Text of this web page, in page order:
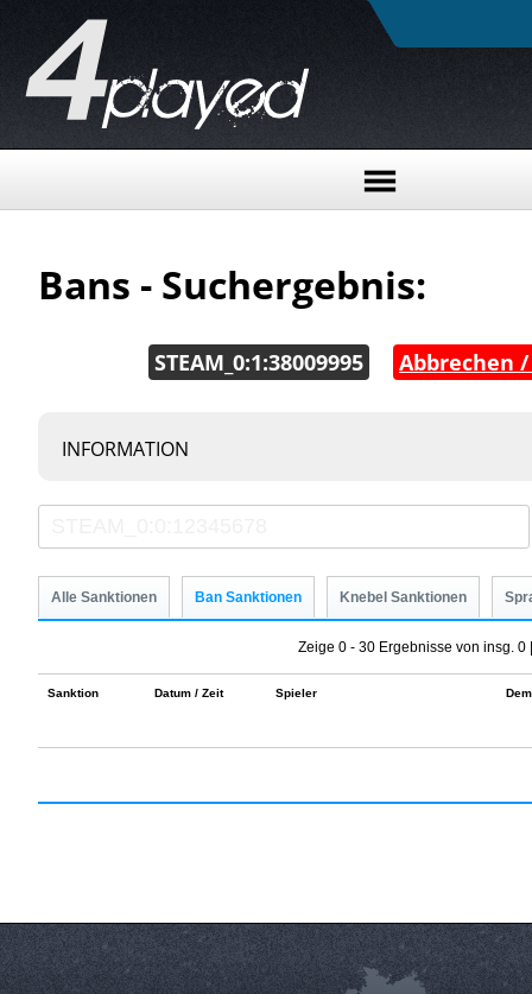
Bans - Suchergebnis:
STEAM_0:1:38009995 Abbrechen
INFORMATION
Alle Sanktionen Ban Sanktionen Knebel Sanktionen
Zeige 0 - 30 Ergebnisse von insg. 0
Sanktion Datum / Zeit Spieler